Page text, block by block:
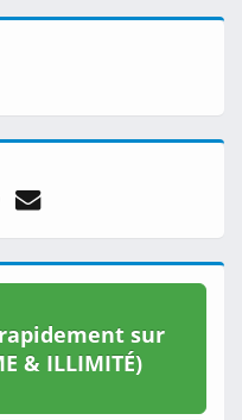
sur
& ILLIMITÉ)